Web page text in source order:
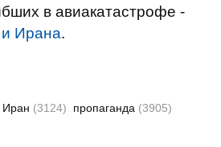
в авиакатастрофе -
Ирана.
Иран (3124) пропаганда (3905)